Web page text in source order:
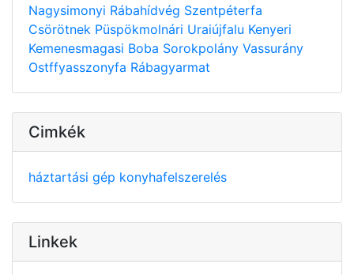
Nagysimonyi Rábahídvég Szentpéterfa
Csörötnek Püspökmolnári Uraiújfalu Kenyeri
Kemenesmagasi Boba Sorokpolány Vassurány
Ostffyasszonyfa Rábagyarmat
Cimkék
háztartási gép konyhafelszerelés
Linkek